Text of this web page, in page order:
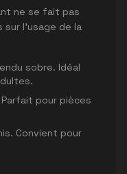
ne se fait pas
sur l'usage de la
sobre. Idéal
Parfait pour pièces
Convient pour